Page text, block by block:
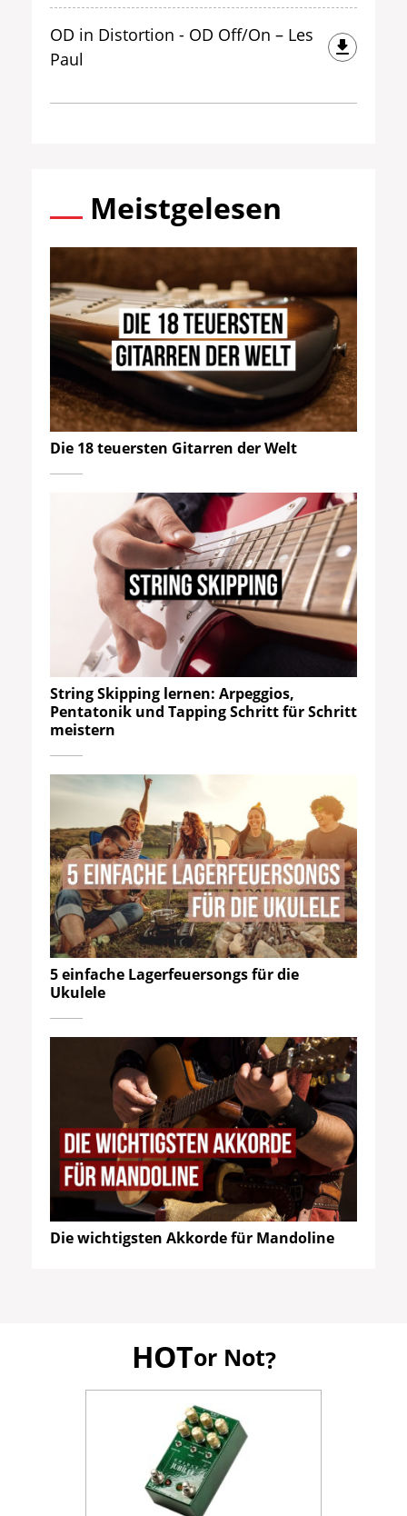
OD in Distortion - OD Off/On – Les
Paul
Meistgelesen
Die 18 teuersten Gitarren der Welt
String Skipping lernen: Arpeggios,
Pentatonik und Tapping Schritt für Schritt
meistern
5 einfache Lagerfeuersongs für die
Ukulele
Die wichtigsten Akkorde für Mandoline
HOTor Not?